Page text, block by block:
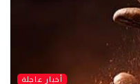
أخبار عاجلة